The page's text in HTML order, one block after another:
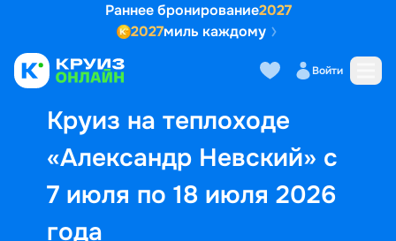
Раннее бронирование2027
2027миль каждому
Войти
Круиз на теплоходе
«Александр Невский» с
7 июля по 18 июля 2026
года
Выбор кают Маршрут и